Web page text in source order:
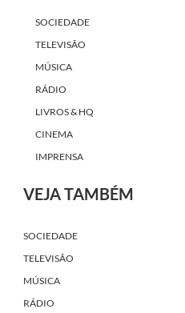
SOCIEDADE
TELEVISÃO
MÚSICA
RÁDIO
LIVROS & HQ
CINEMA
IMPRENSA
VEJA TAMBÉM
SOCIEDADE
TELEVISÃO
MÚSICA
RÁDIO